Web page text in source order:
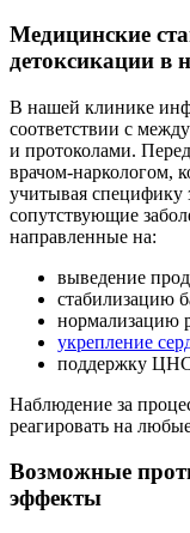
Медицинские
детоксикации в
В нашей клинике
соответствии с
и протоколами.
врачом-наркологом,
учитывая специфику
сопутствующие
направленные на:
выведение
стабилизацию
нормализацию
укрепление
поддержку
Наблюдение за
реагировать на
Возможные
эффекты